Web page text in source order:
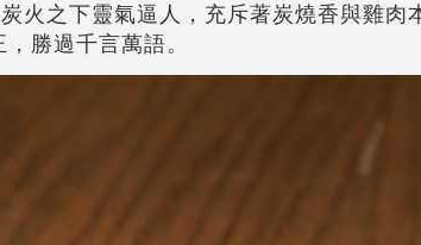
火之下靈氣逼人，充斥著炭燒香與雞肉
勝過千言萬語。